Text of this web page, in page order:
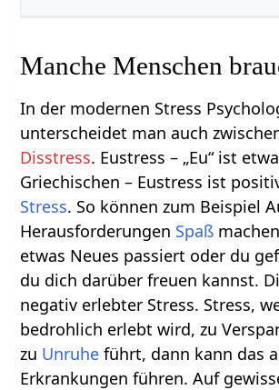
Manche Menschen
In der modernen Stress
unterscheidet man auch
Disstress. Eustress – „Eu“ ist
Griechischen – Eustress ist
Stress. So können zum Beispiel
Herausforderungen Spaß
etwas Neues passiert oder du
du dich darüber freuen kannst.
negativ erlebter Stress. Stress,
bedrohlich erlebt wird, zu
zu Unruhe führt, dann kann das
Erkrankungen führen. Auf